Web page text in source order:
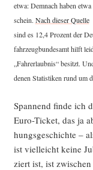
etwa: Dem­nach haben
schein. Nach die­ser Quel­le
sind es 12,4 Pro­zent der
fahr­zeug­bun­des­amt hilft
„Fahr­erlaub­nis“ besitzt.
de­nen Sta­tis­ti­ken rund um
Span­nend fin­de ich
Euro-Ticket, das ja
hungs­ge­schich­te –
ist viel­leicht kei­ne
ziert ist, ist